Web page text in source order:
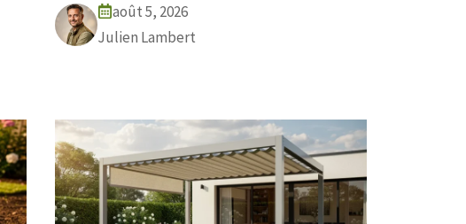
août 5, 2026
Julien Lambert